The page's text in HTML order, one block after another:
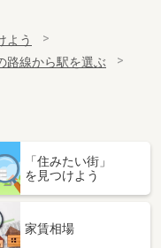
よう
路線から駅を選ぶ
「住みたい街」
を見つけよう
家賃相場